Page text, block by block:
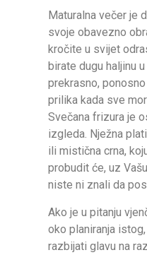
Maturalna večer je
svoje obavezno
kročite u svijet
birate dugu haljinu
prekrasno,
prilika kada sve
Svečana frizura je
izgleda. Nježna
ili mistična crna,
probudit će, uz
niste ni znali da
Ako je u pitanju
oko planiranja
razbijati glavu na